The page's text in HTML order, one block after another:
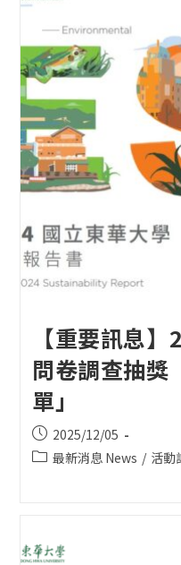
【重要訊息
問卷調查抽獎
單」
Post
published:
2025/12/05
Post最新消息 News / 活